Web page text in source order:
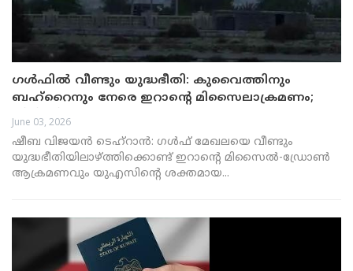
ഗൾഫിൽ വീണ്ടും യുദ്ധഭീതി: കുവൈത്തിനും
ബഹ്‌റൈനും നേരെ ഇറാന്റെ മിസൈലാക്രമണം;
തിരിച്ചടിച്ച് യുഎസ്
June 03, 2026
ഷീബ വിജയൻ ടെഹ്റാൻ: ഗൾഫ് മേഖലയെ വീണ്ടും
യുദ്ധഭീതിയിലാഴ്ത്തിക്കൊണ്ട് ഇറാന്റെ മിസൈൽ-ഡ്രോൺ
ആക്രമണവും യുഎസിന്റെ ശക്തമായ...